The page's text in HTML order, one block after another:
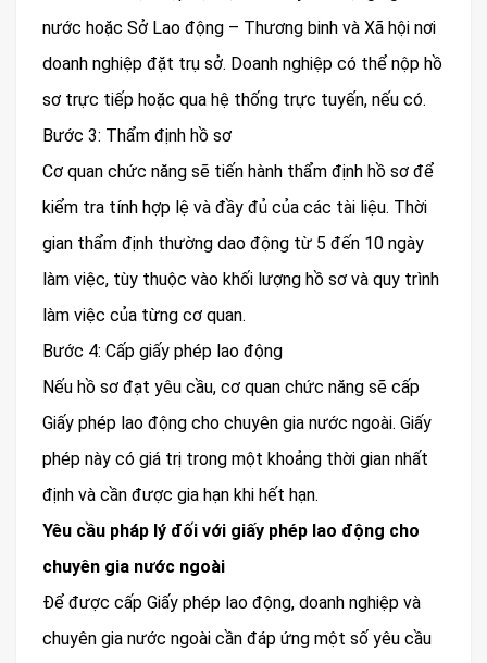
nước hoặc Sở Lao động – Thương binh và Xã hội nơi
doanh nghiệp đặt trụ sở. Doanh nghiệp có thể nộp hồ
sơ trực tiếp hoặc qua hệ thống trực tuyến, nếu có.
Bước 3: Thẩm định hồ sơ
Cơ quan chức năng sẽ tiến hành thẩm định hồ sơ để
kiểm tra tính hợp lệ và đầy đủ của các tài liệu. Thời
gian thẩm định thường dao động từ 5 đến 10 ngày
làm việc, tùy thuộc vào khối lượng hồ sơ và quy trình
làm việc của từng cơ quan.
Bước 4: Cấp giấy phép lao động
Nếu hồ sơ đạt yêu cầu, cơ quan chức năng sẽ cấp
Giấy phép lao động cho chuyên gia nước ngoài. Giấy
phép này có giá trị trong một khoảng thời gian nhất
định và cần được gia hạn khi hết hạn.
Yêu cầu pháp lý đối với giấy phép lao động cho
chuyên gia nước ngoài
Để được cấp Giấy phép lao động, doanh nghiệp và
chuyên gia nước ngoài cần đáp ứng một số yêu cầu